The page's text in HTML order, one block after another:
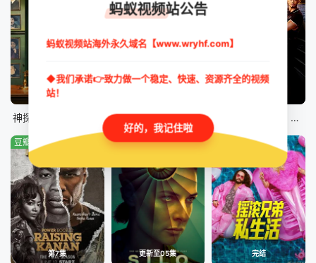
更新至第07集
神探默多克第十九季 海军罪案调查处：悉尼第三季 海军罪案调查处：悉尼第三季
第7集
豆瓣:0.0分
更新至05集
豆瓣:0.0分
完结
豆瓣:9.0分
蚂蚁视频站公告
蚂蚁视频站海外永久域名【www.wryhf.com】
◆我们承诺👉致力做一个稳定、快速、资源齐全的视频
站！
好的，我记住啦